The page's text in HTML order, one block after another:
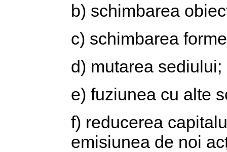
b) schimbarea
c) schimbarea
d) mutarea sediului;
e) fuziunea cu alte
f) reducerea
emisiunea de noi